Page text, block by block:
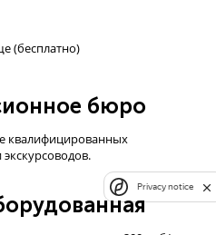
(бесплатно)
бюро
квалифицированных
Privacy notice